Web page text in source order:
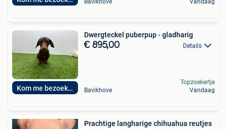
Kom me bezoeken
Dwergteckel puberpup - gladharig
€ 895,00 Details
Bavikhove
Topzoekertje
Vandaag
Prachtige langharige chihuahua reutjes